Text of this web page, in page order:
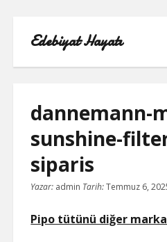
Edebiyat Hayatı
INSTAGRAM
SAYFA
dannemann-
sunshine-
siparis
Yazar: admin Tarih:Temmuz 6,
Pipo tütünü diğer